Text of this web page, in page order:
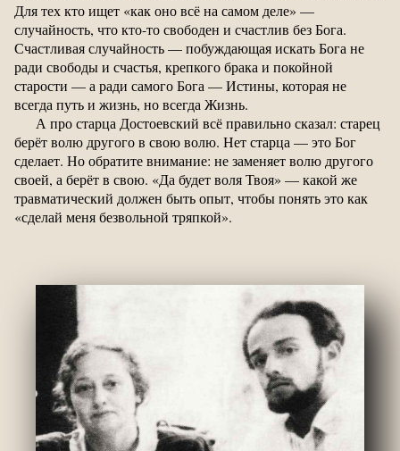
Для тех кто ищет «как оно всё на самом деле» —
случайность, что кто-то свободен и счастлив без Бога.
Счастливая случайность — побуждающая искать Бога не
ради свободы и счастья, крепкого брака и покойной
старости — а ради самого Бога — Истины, которая не
всегда путь и жизнь, но всегда Жизнь.
А про старца Достоевский всё правильно сказал: старец
берёт волю другого в свою волю. Нет старца — это Бог
сделает. Но обратите внимание: не заменяет волю другого
своей, а берёт в свою. «Да будет воля Твоя» — какой же
травматический должен быть опыт, чтобы понять это как
«сделай меня безвольной тряпкой».